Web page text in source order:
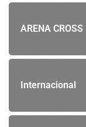
ARENA CROSS
Internacional